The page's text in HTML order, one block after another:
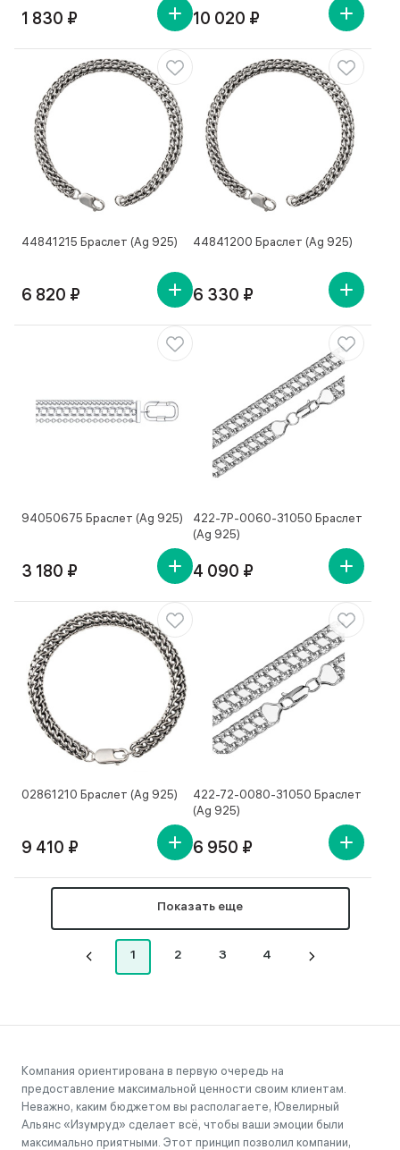
1 830 ₽ 10 020 ₽
44841215 Браслет (Ag 925)
6 820 ₽
44841200 Браслет (Ag 925)
6 330 ₽
94050675 Браслет (Ag 925)
3 180 ₽
422-7P-0060-31050 Браслет
(Ag 925)
4 090 ₽
02861210 Браслет (Ag 925)
9 410 ₽
422-72-0080-31050 Браслет
(Ag 925)
6 950 ₽
Показать еще
1 2 3 4
Компания ориентирована в первую очередь на
предоставление максимальной ценности своим клиентам.
Неважно, каким бюджетом вы располагаете, Ювелирный
Альянс «Изумруд» сделает всё, чтобы ваши эмоции были
максимально приятными. Этот принцип позволил компании,